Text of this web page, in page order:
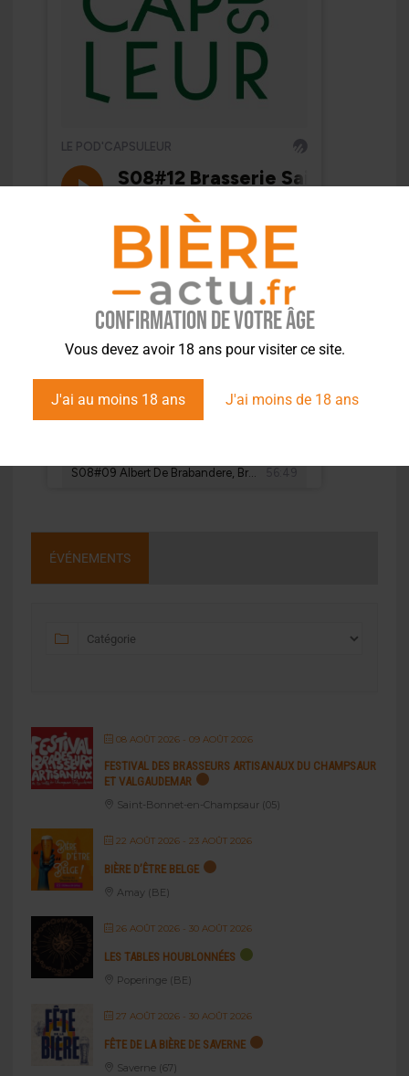
Confirmation de votre âge
Vous devez avoir 18 ans pour visiter ce site.
J'ai au moins 18 ans J'ai moins de 18 ans
ÉVÉNEMENTS
08 AOÛT 2026- 09 AOÛT 2026
FESTIVAL DES BRASSEURS ARTISANAUX DU CHAMPSAUR
ET VALGAUDEMAR
Saint-Bonnet-en-Champsaur (05)
22 AOÛT 2026- 23 AOÛT 2026
BIÈRE D’ÊTRE BELGE
Amay (BE)
26 AOÛT 2026- 30 AOÛT 2026
LES TABLES HOUBLONNÉES
Poperinge (BE)
27 AOÛT 2026- 30 AOÛT 2026
FÊTE DE LA BIÈRE DE SAVERNE
Saverne (67)